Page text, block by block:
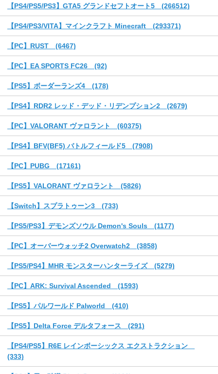
【PS4/PS5/PS3】GTA5 グランドセフトオート5 (266512)
【PS4/PS3/VITA】マインクラフト Minecraft (293371)
【PC】RUST (6467)
【PC】EA SPORTS FC26 (92)
【PS5】ボーダーランズ4 (178)
【PS4】RDR2 レッド・デッド・リデンプション2 (2679)
【PC】VALORANT ヴァロラント (60375)
【PS4】BFV(BF5) バトルフィールド5 (7908)
【PC】PUBG (17161)
【PS5】VALORANT ヴァロラント (5826)
【Switch】スプラトゥーン3 (733)
【PS5/PS3】デモンズソウル Demon's Souls (1177)
【PC】オーバーウォッチ2 Overwatch2 (3858)
【PS5/PS4】MHR モンスターハンターライズ (5279)
【PC】ARK: Survival Ascended (1593)
【PS5】パルワールド Palworld (410)
【PS5】Delta Force デルタフォース (291)
【PS4/PS5】R6E レインボーシックス エクストラクション
(333)